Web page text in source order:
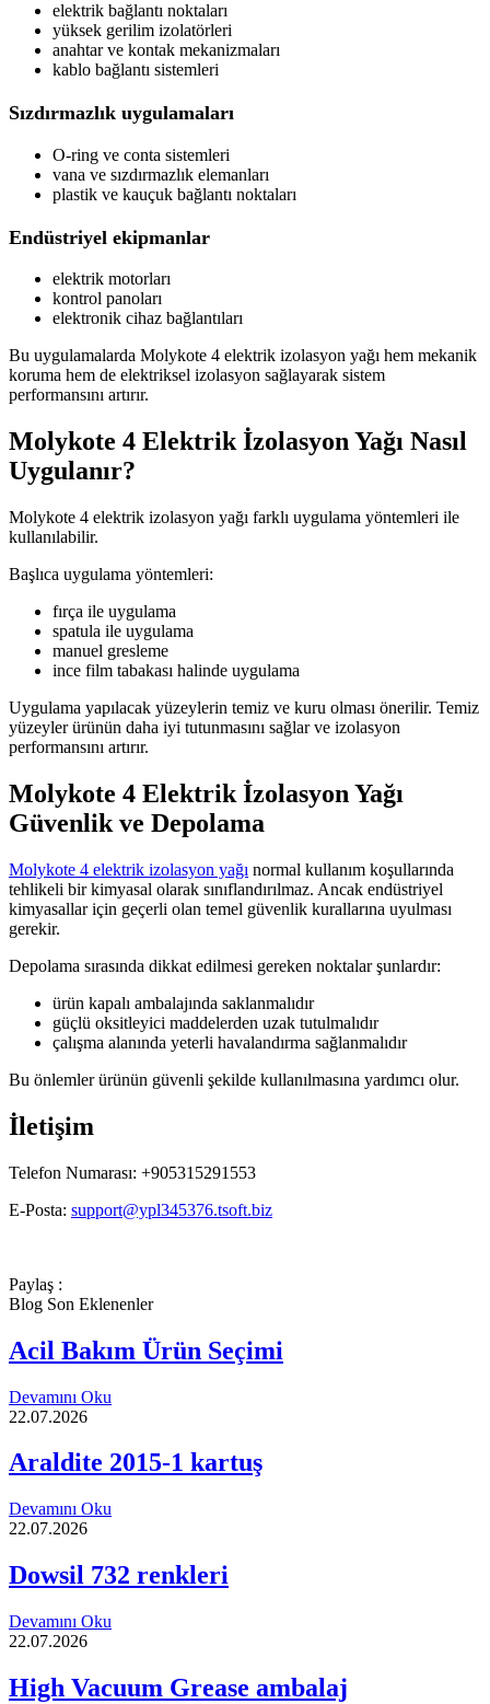
elektrik bağlantı noktaları
yüksek gerilim izolatörleri
anahtar ve kontak mekanizmaları
kablo bağlantı sistemleri
Sızdırmazlık uygulamaları
O-ring ve conta sistemleri
vana ve sızdırmazlık elemanları
plastik ve kauçuk bağlantı noktaları
Endüstriyel ekipmanlar
elektrik motorları
kontrol panoları
elektronik cihaz bağlantıları
Bu uygulamalarda Molykote 4 elektrik izolasyon yağı hem mekanik
koruma hem de elektriksel izolasyon sağlayarak sistem
performansını artırır.
Molykote 4 Elektrik İzolasyon Yağı Nasıl
Uygulanır?
Molykote 4 elektrik izolasyon yağı farklı uygulama yöntemleri ile
kullanılabilir.
Başlıca uygulama yöntemleri:
fırça ile uygulama
spatula ile uygulama
manuel gresleme
ince film tabakası halinde uygulama
Uygulama yapılacak yüzeylerin temiz ve kuru olması önerilir. Temiz
yüzeyler ürünün daha iyi tutunmasını sağlar ve izolasyon
performansını artırır.
Molykote 4 Elektrik İzolasyon Yağı
Güvenlik ve Depolama
Molykote 4 elektrik izolasyon yağı normal kullanım koşullarında
tehlikeli bir kimyasal olarak sınıflandırılmaz. Ancak endüstriyel
kimyasallar için geçerli olan temel güvenlik kurallarına uyulması
gerekir.
Depolama sırasında dikkat edilmesi gereken noktalar şunlardır:
ürün kapalı ambalajında saklanmalıdır
güçlü oksitleyici maddelerden uzak tutulmalıdır
çalışma alanında yeterli havalandırma sağlanmalıdır
Bu önlemler ürünün güvenli şekilde kullanılmasına yardımcı olur.
İletişim
Telefon Numarası: +905315291553
E-Posta: support@ypl345376.tsoft.biz
Paylaş :
Blog Son Eklenenler
Acil Bakım Ürün Seçimi
Devamını Oku
22.07.2026
Araldite 2015-1 kartuş
Devamını Oku
22.07.2026
Dowsil 732 renkleri
Devamını Oku
22.07.2026
High Vacuum Grease ambalaj